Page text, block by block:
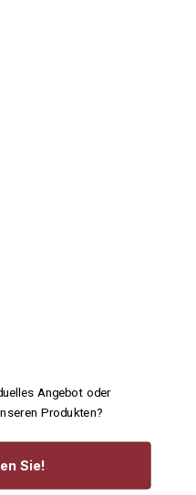
Angebot oder
Produkten?
Sie!